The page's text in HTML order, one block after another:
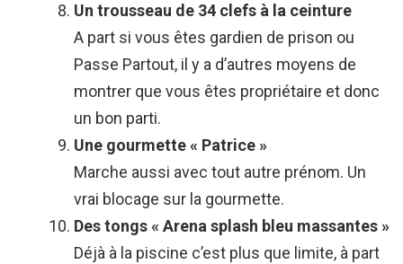
Un trousseau de 34 clefs à la ceinture
A part si vous êtes gardien de prison ou
Passe Partout, il y a d’autres moyens de
montrer que vous êtes propriétaire et donc
un bon parti.
Une gourmette « Patrice »
Marche aussi avec tout autre prénom. Un
vrai blocage sur la gourmette.
Des tongs « Arena splash bleu massantes »
Déjà à la piscine c’est plus que limite, à part